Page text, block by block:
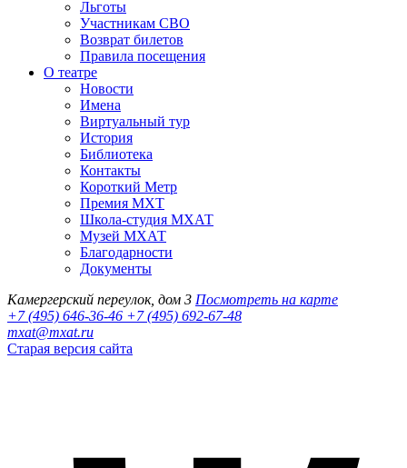
Льготы
Участникам СВО
Возврат билетов
Правила посещения
О театре
Новости
Имена
Виртуальный тур
История
Библиотека
Контакты
Короткий Метр
Премия МХТ
Школа-студия МХАТ
Музей МХАТ
Благодарности
Документы
Камергерский переулок, дом 3 Посмотреть на карте
+7 (495) 646-36-46 +7 (495) 692-67-48‬
mxat@mxat.ru
Старая версия сайта